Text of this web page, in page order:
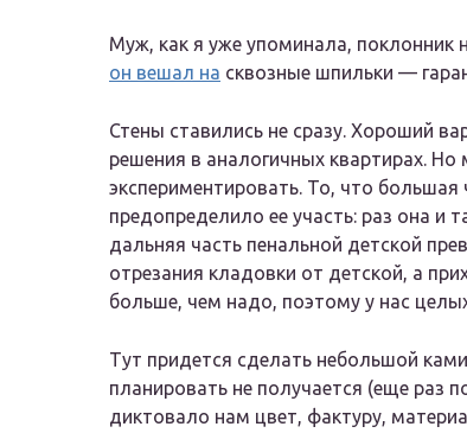
Муж, как я уже упоминала,
он вешал на сквозные шпильки —
Стены ставились не сразу. Хороший
решения в аналогичных квартирах.
экспериментировать. То, что
предопределило ее участь: раз она и
дальняя часть пенальной детской
отрезания кладовки от детской, а
больше, чем надо, поэтому у нас
Тут придется сделать небольшой
планировать не получается (еще раз
диктовало нам цвет, фактуру,